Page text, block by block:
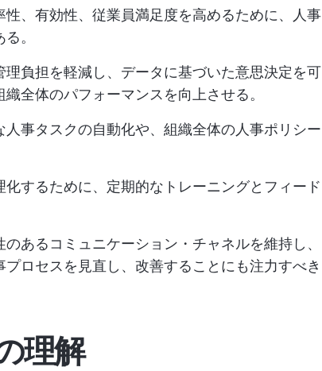
、有効性、従業員満足度を高めるために、人事
。
負担を軽減し、データに基づいた意思決定を可
全体のパフォーマンスを向上させる。
事タスクの自動化や、組織全体の人事ポリシー
するために、定期的なトレーニングとフィード
あるコミュニケーション・チャネルを維持し、
ロセスを見直し、改善することにも注力すべき
理解